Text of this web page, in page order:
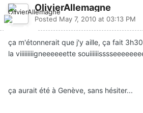
OlivierAllemagne
Posted May 7, 2010 at 03:13 PM
ça m'étonnerait que j'y aille, ça fait
la viiiiiiiiigneeeeeette
ça aurait été à Genève, sans hésiter...